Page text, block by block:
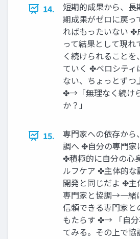
14.
短期的成果から、
期成果がゼロに戻っ
ればもったいない ✤
って結果として現
く続けられることを
ていく ✤ベロシティ
ない、ちょっとずつ
✤→「無理なく続け
か？」
15.
専門家への依存から
調へ ✤自分の専門家
✤積極的に自分の心
ルフケア ✤主体的な
開発と同じだよ ✤主
専門家と協調→一緒
信頼できる専門家と
もたらす ✤→ 「自分
てみる。その上で協